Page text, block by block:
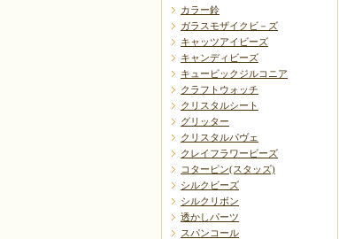
カラー鈴
ガラスモザイクビ－ズ
キャッツアイビーズ
キャンディビーズ
キュービックジルコニア
クラフトウォッチ
クリスタルシート
グリッター
クリスタルパヴェ
クレイフラワービーズ
コターピン(スタッズ)
シルクビーズ
シルクリボン
透かしパーツ
スパンコール